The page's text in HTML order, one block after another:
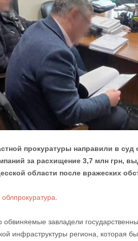
прокуратуры направили в
за расхищение 3,7 млн ​​грн,
области после вражеских
обвиняемые завладели
инфраструктуры региона, которая